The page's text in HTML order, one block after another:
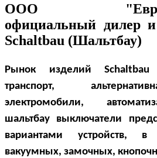
ООО "Евразия-
официальный дилер и
Schaltbau (Шальтбау)
Pынок изделий
транспорт,
электромобили,
шальтбау выключатели
вариантами устройств,
вакуумных, замочных,